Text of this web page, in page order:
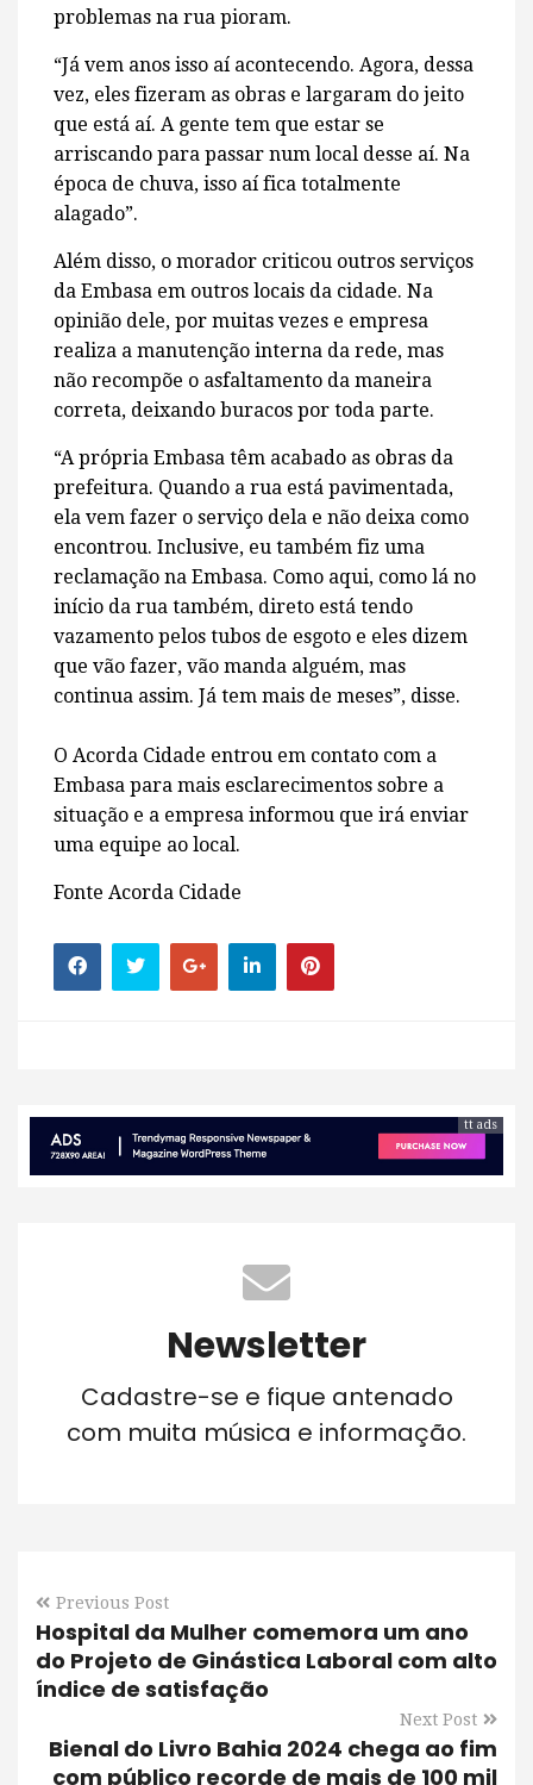
problemas na rua pioram.
“Já vem anos isso aí acontecendo. Agora, dessa
vez, eles fizeram as obras e largaram do jeito
que está aí. A gente tem que estar se
arriscando para passar num local desse aí. Na
época de chuva, isso aí fica totalmente
alagado”.
Além disso, o morador criticou outros serviços
da Embasa em outros locais da cidade. Na
opinião dele, por muitas vezes e empresa
realiza a manutenção interna da rede, mas
não recompõe o asfaltamento da maneira
correta, deixando buracos por toda parte.
“A própria Embasa têm acabado as obras da
prefeitura. Quando a rua está pavimentada,
ela vem fazer o serviço dela e não deixa como
encontrou. Inclusive, eu também fiz uma
reclamação na Embasa. Como aqui, como lá no
início da rua também, direto está tendo
vazamento pelos tubos de esgoto e eles dizem
que vão fazer, vão manda alguém, mas
continua assim. Já tem mais de meses”, disse.
O Acorda Cidade entrou em contato com a
Embasa para mais esclarecimentos sobre a
situação e a empresa informou que irá enviar
uma equipe ao local.
Fonte Acorda Cidade
tt ads
Newsletter
Cadastre-se e fique antenado
com muita música e informação.
Previous Post
Hospital da Mulher comemora um ano
do Projeto de Ginástica Laboral com alto
índice de satisfação
Next Post
Bienal do Livro Bahia 2024 chega ao fim
com público recorde de mais de 100 mil